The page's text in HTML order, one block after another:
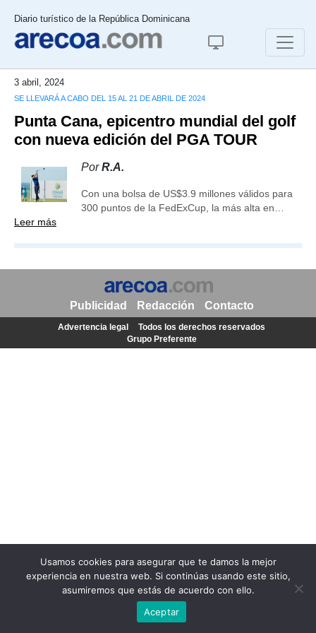
Diario turístico de la República Dominicana
3 abril, 2024
SE LLEVARÁ A CABO DEL 15 AL 21 DE ABRIL DE 2024
Punta Cana, epicentro mundial del golf
con nueva edición del PGA TOUR
PorR.A.
Con una bolsa de US$3.9 millones válidos para
300 puntos de la FedExCup, la más alta en…
Leer más
Usamos cookies para asegurar que te damos la mejor
experiencia en nuestra web. Si continúas usando este sitio,
asumiremos que estás de acuerdo con ello.
Aceptar
Publicidad Redacción Contacto
Advertencia legal
Todos los derechos reservados
Grupo Preferente